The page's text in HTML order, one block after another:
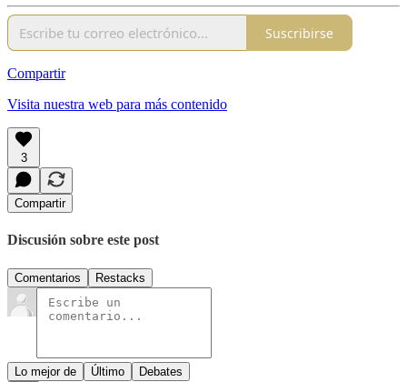
Suscribirse
Compartir
Visita nuestra web para más contenido
3
Compartir
Discusión sobre este post
Comentarios Restacks
Lo mejor de Último Debates